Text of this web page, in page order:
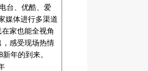
台、优酷、爱
媒体进行多渠道
家也能全视角
感受现场热情
年的到来。